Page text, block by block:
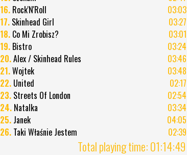
16. Rock'N'Roll
03:03
17. Skinhead Girl
03:27
18. Co Mi Zrobisz?
03:01
19. Bistro
03:24
20.Alex / Skinhead Rules
03:46
21.Wojtek
03:48
22. United
02:17
23. Streets Of London
02:54
24. Natalka
03:34
25. Janek
04:05
26. Taki Właśnie Jestem 02:39
Total playing time: 01:14:49